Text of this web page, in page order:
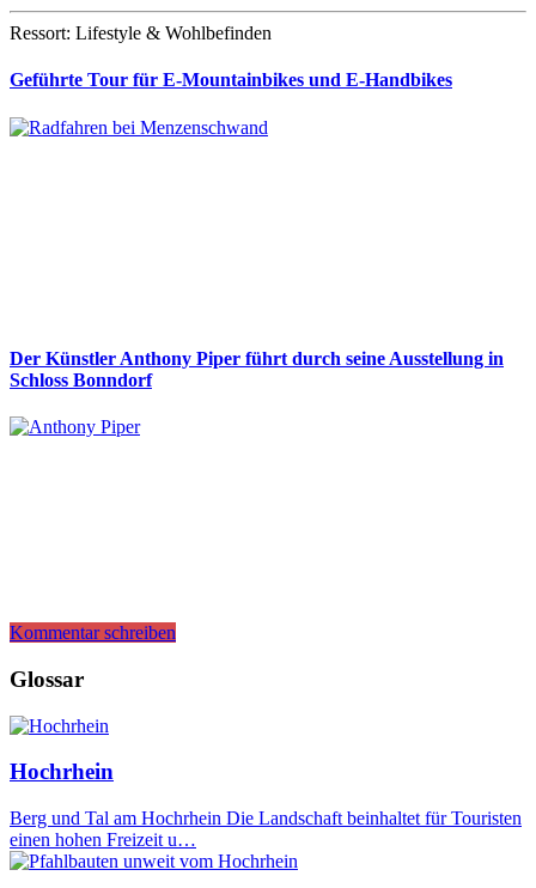
Ressort: Lifestyle & Wohlbefinden
Geführte Tour für E-Mountainbikes und E-Handbikes
Der Künstler Anthony Piper führt durch seine Ausstellung in
Schloss Bonndorf
Kommentar schreiben
Glossar
Hochrhein
Berg und Tal am Hochrhein Die Landschaft beinhaltet für Touristen
einen hohen Freizeit u…